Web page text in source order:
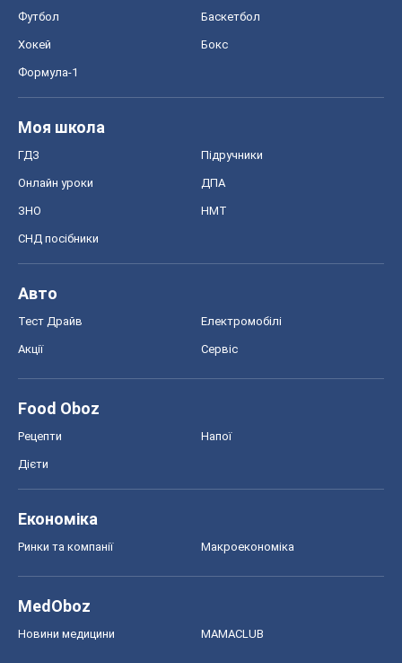
Футбол Баскетбол
Хокей Бокс
Формула-1
Моя школа
ГДЗ Підручники
Онлайн уроки ДПА
ЗНО НМТ
СНД посібники
Авто
Тест Драйв Електромобілі
Акції Сервіс
Food Oboz
Рецепти Напої
Дієти
Економіка
Ринки та компанії Макроекономіка
MedOboz
Новини медицини MAMACLUB